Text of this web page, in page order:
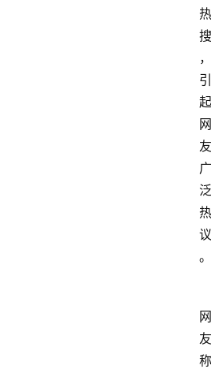
热
搜
，
引
起
网
友
广
泛
热
议
。
网
友
称